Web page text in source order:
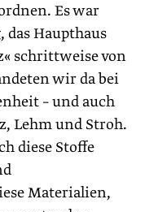
Es war
Haupthaus
schrittweise von
wir da bei
– und auch
Lehm und Stroh.
diese Stoffe
Materialien,